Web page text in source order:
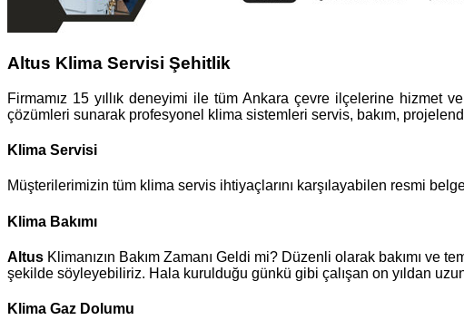
Altus Klima Servisi Şehitlik
Firmamız 15 yıllık deneyimi ile tüm Ankara çevre ilçelerine hizmet
çözümleri sunarak profesyonel klima sistemleri servis, bakım,
Klima Servisi
Müşterilerimizin tüm klima servis ihtiyaçlarını karşılayabilen resmi
Klima Bakımı
Altus Klimanızın Bakım Zamanı Geldi mi? Düzenli olarak bakımı ve
şekilde söyleyebiliriz. Hala kurulduğu günkü gibi çalışan on yıldan
Klima Gaz Dolumu